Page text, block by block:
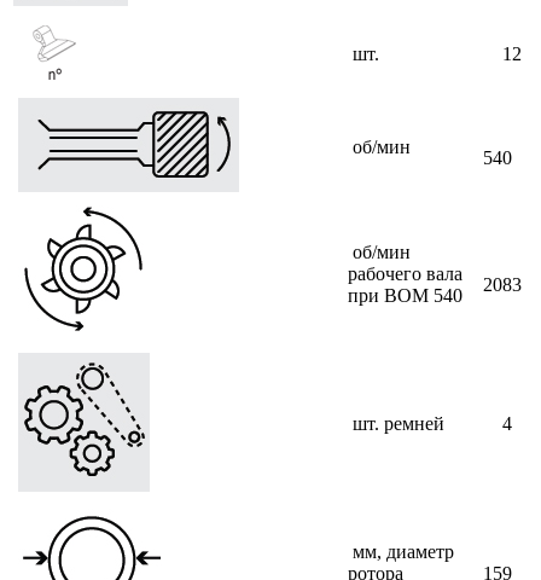
шт. 12
об/мин
540
об/мин
рабочего вала
при ВОМ 540
2083
шт. ремней 4
мм, диаметр
ротора
159